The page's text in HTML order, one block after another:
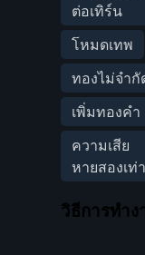
ต่อเทิร์น
โหมดเทพ
ทองไม่จำกั
เพิ่มทองคำ
ความเสีย
หายสองเท่า
วิธีการทำง